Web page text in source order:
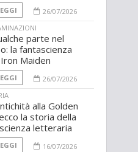
26/07/2026
parte nel
la fantascienza
Maiden
26/07/2026
alla Golden
la storia della
letteraria
16/07/2026